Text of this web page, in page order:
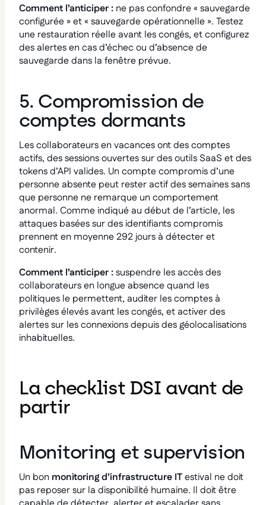
Comment l’anticiper : ne pas confondre « sauvegarde
configurée » et « sauvegarde opérationnelle ». Testez
une restauration réelle avant les congés, et configurez
des alertes en cas d’échec ou d’absence de
sauvegarde dans la fenêtre prévue.
5. Compromission de
comptes dormants
Les collaborateurs en vacances ont des comptes
actifs, des sessions ouvertes sur des outils SaaS et des
tokens d’API valides. Un compte compromis d’une
personne absente peut rester actif des semaines sans
que personne ne remarque un comportement
anormal. Comme indiqué au début de l’article, les
attaques basées sur des identifiants compromis
prennent en moyenne 292 jours à détecter et
contenir.
Comment l’anticiper :suspendre les accès des
collaborateurs en longue absence quand les
politiques le permettent, auditer les comptes à
privilèges élevés avant les congés, et activer des
alertes sur les connexions depuis des géolocalisations
inhabituelles.
La checklist DSI avant de
partir
Monitoring et supervision
Un bon monitoring d’infrastructure ITestival ne doit
pas reposer sur la disponibilité humaine. Il doit être